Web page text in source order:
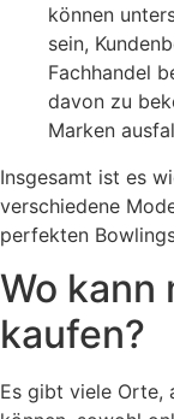
können
sein,
Fachhandel
davon zu
Marken
Insgesamt ist es
verschiedene
perfekten
Wo kann
kaufen?
Es gibt viele Orte,